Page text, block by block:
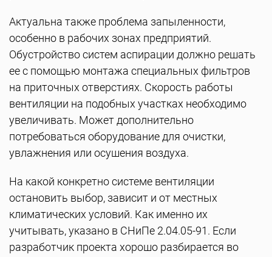
Актуальна также проблема запыленности,
особенно в рабочих зонах предприятий.
Обустройство систем аспирации должно решать
ее с помощью монтажа специальных фильтров
на приточных отверстиях. Скорость работы
вентиляции на подобных участках необходимо
увеличивать. Может дополнительно
потребоваться оборудование для очистки,
увлажнения или осушения воздуха.
На какой конкретно системе вентиляции
остановить выбор, зависит и от местных
климатических условий. Как именно их
учитывать, указано в СНиПе 2.04.05-91. Если
разработчик проекта хорошо разбирается во